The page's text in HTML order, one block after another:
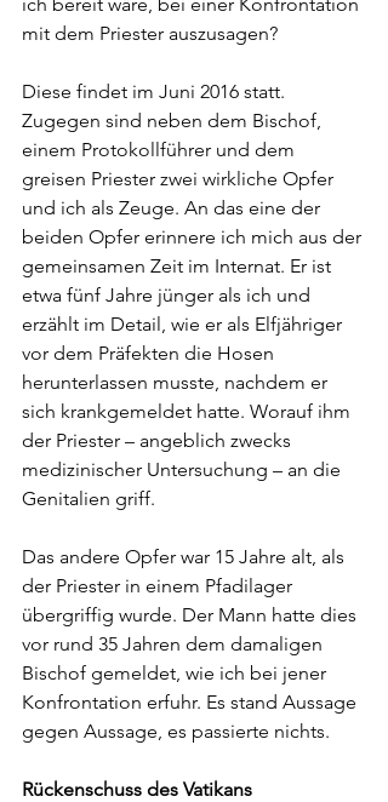
mit dem Priester auszusagen?
Diese findet im Juni 2016 statt.
Zugegen sind neben dem Bischof,
einem Protokollführer und dem
greisen Priester zwei wirkliche Opfer
und ich als Zeuge. An das eine der
beiden Opfer erinnere ich mich aus der
gemeinsamen Zeit im Internat. Er ist
etwa fünf Jahre jünger als ich und
erzählt im Detail, wie er als Elfjähriger
vor dem Präfekten die Hosen
herunterlassen musste, nachdem er
sich krankgemeldet hatte. Worauf ihm
der Priester – angeblich zwecks
medizinischer Untersuchung – an die
Genitalien griff.
Das andere Opfer war 15 Jahre alt, als
der Priester in einem Pfadilager
übergriffig wurde. Der Mann hatte dies
vor rund 35 Jahren dem damaligen
Bischof gemeldet, wie ich bei jener
Konfrontation erfuhr. Es stand Aussage
gegen Aussage, es passierte nichts.
Rückenschuss des Vatikans